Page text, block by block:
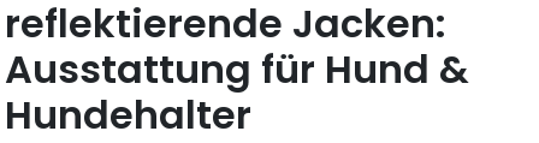
reflektierende Jacken:
Ausstattung für Hund &
Hundehalter